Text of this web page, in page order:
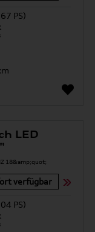
PS)
LED
verfügbar
PS)